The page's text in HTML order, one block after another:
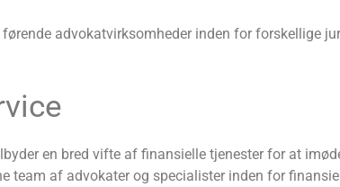
advokatvirksomheder inden for forskellige
en bred vifte af finansielle tjenester for at
team af advokater og specialister inden for